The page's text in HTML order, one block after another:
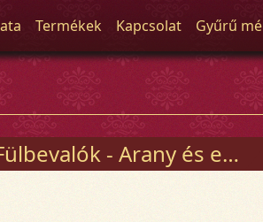
Termékek Kapcsolat Gyűrű
- Arany és ezüst ékszerek